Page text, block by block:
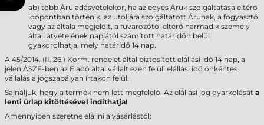
ab) több Áru adásvételekor, ha az egyes Áruk szolgáltatása eltérő
időpontban történik, az utoljára szolgáltatott Árunak, a fogyasztó
vagy az általa megjelölt, a fuvarozótól eltérő harmadik személy
általi átvételének napjától számított határidőn belül
gyakorolhatja, mely határidő 14 nap.
A 45/2014. (II. 26.) Korm. rendelet által biztosított elállási idő 14 nap, a
jelen ÁSZF-ben az Eladó által vállalt ezen felüli elállási idő önkéntes
vállalás a jogszabályan írtakon felül.
Sajnáljuk, hogy a termék nem lett megfelelő. Az elállási jog gyarkolását a
lenti ürlap kitöltésével indíthatja!
Amennyiben szeretne elállni a vásárlástól: